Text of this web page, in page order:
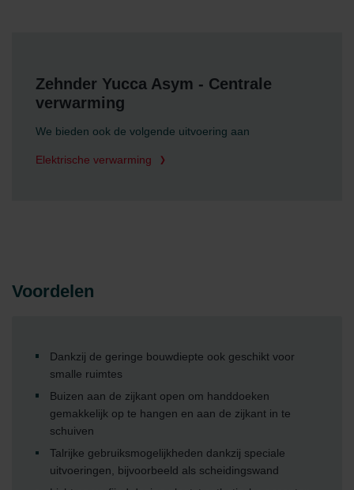
Zehnder Yucca Asym - Centrale
verwarming
We bieden ook de volgende uitvoering aan
Elektrische verwarming
Voordelen
Dankzij de geringe bouwdiepte ook geschikt voor
smalle ruimtes
Buizen aan de zijkant open om handdoeken
gemakkelijk op te hangen en aan de zijkant in te
schuiven
Talrijke gebruiksmogelijkheden dankzij speciale
uitvoeringen, bijvoorbeeld als scheidingswand